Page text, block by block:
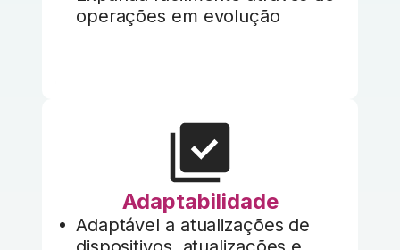
operações em evolução
Adaptabilidade
Adaptável a atualizações de